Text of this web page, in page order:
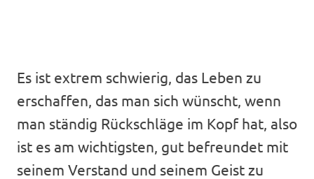
Es ist extrem schwierig, das Leben zu
erschaffen, das man sich wünscht, wenn
man ständig Rückschläge im Kopf hat, also
ist es am wichtigsten, gut befreundet mit
seinem Verstand und seinem Geist zu